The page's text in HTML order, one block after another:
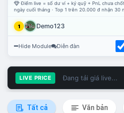
Điểm live = số dư ví + ký quỹ + PnL chưa
ngày cuối tháng · Top 1 trên 20.000 đ nhận 30
1 Demo123
Hide Module Diễn đàn
LIVE PRICE Đang tải giá live...
Tất cả Văn bản